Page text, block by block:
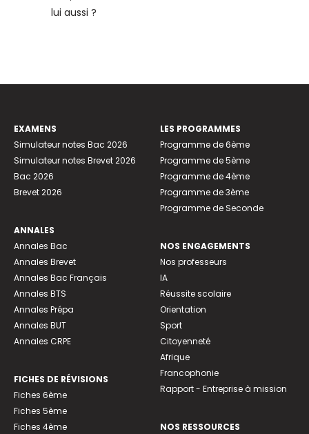
lui aussi ?
EXAMENS
Simulateur notes Bac 2026
Simulateur notes Brevet 2026
Bac 2026
Brevet 2026
ANNALES
Annales Bac
Annales Brevet
Annales Bac Français
Annales BTS
Annales Prépa
Annales BUT
Annales CRPE
FICHES DE RÉVISIONS
Fiches 6ème
Fiches 5ème
Fiches 4ème
LES PROGRAMMES
Programme de 6ème
Programme de 5ème
Programme de 4ème
Programme de 3ème
Programme de Seconde
NOS ENGAGEMENTS
Nos professeurs
IA
Réussite scolaire
Orientation
Sport
Citoyenneté
Afrique
Francophonie
Rapport - Entreprise à mission
NOS RESSOURCES